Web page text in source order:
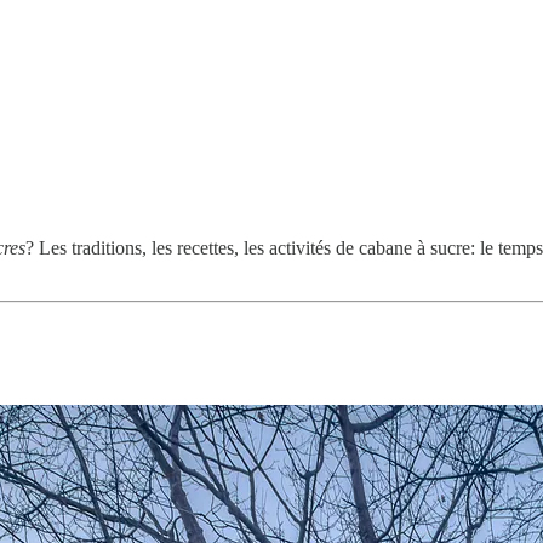
? Les traditions, les recettes, les activités de cabane à sucre: le